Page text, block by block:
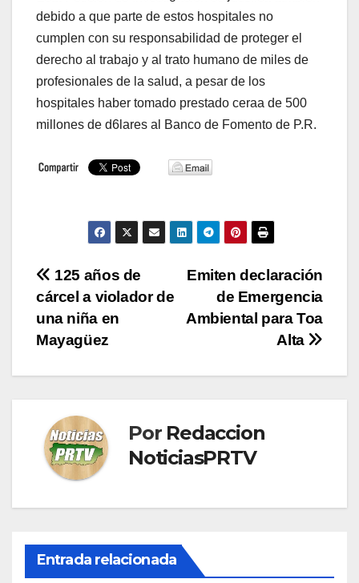
debido a que parte de estos hospitales no
cumplen con su responsabilidad de proteger el
derecho al trabajo y al trato humano de miles de
profesionales de la salud, a pesar de los
hospitales haber tomado prestado ceraa de 500
millones de d6lares al Banco de Fomento de P.R.
Navegación
de
entradas
Emiten declaración
de Emergencia
Ambiental para Toa
Alta
125 años de
cárcel a violador de
una niña en
Mayagüez
Por Redaccion
NoticiasPRTV
Entrada relacionada